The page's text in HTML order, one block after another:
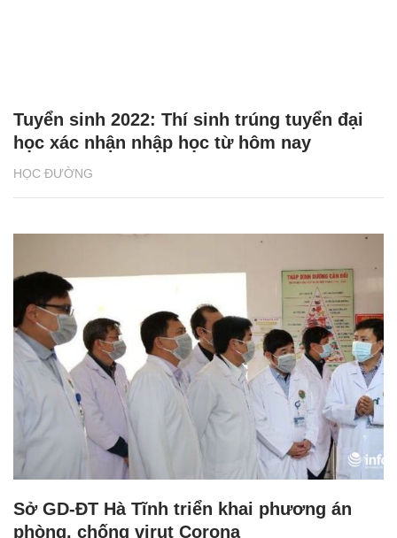
HỌC ĐƯỜNG
Tuyển sinh 2022: Thí sinh trúng tuyển đại
học xác nhận nhập học từ hôm nay
Sở GD-ĐT Hà Tĩnh triển khai phương án
phòng, chống virut Corona